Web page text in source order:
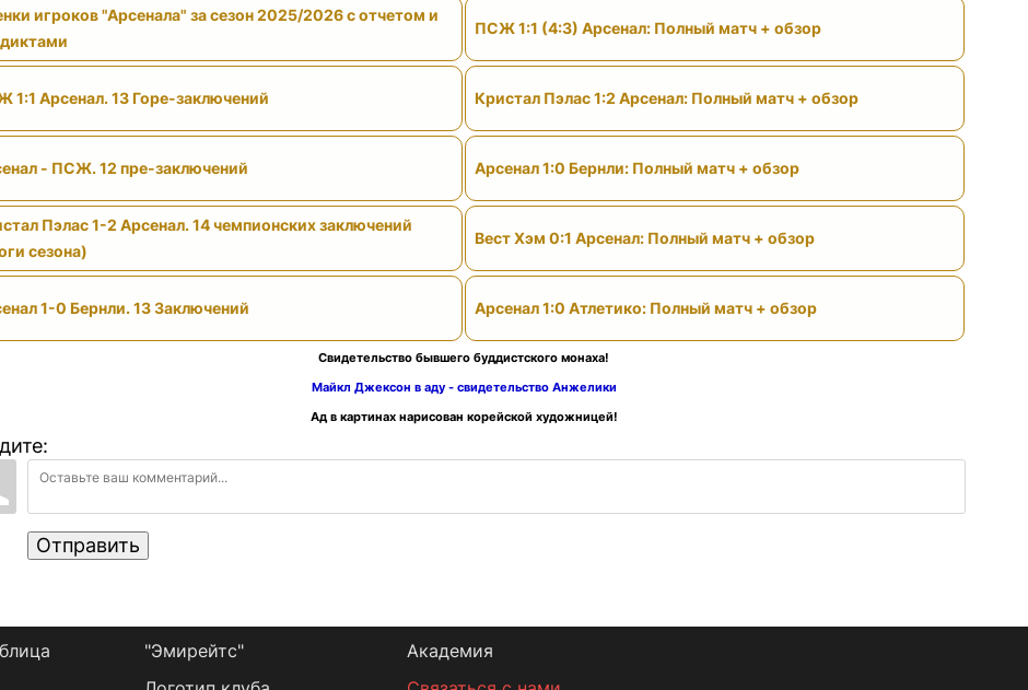
игроков "Арсенала" за сезон 2025/2026 с отчетом и
1:1 Арсенал. 13 Горе-заключений
- ПСЖ. 12 пре-заключений
Пэлас 1-2 Арсенал. 14 чемпионских заключений
сезона)
1-0 Бернли. 13 Заключений
ПСЖ 1:1 (4:3) Арсенал: Полный матч + обзор
Кристал Пэлас 1:2 Арсенал: Полный матч + обзор
Арсенал 1:0 Бернли: Полный матч + обзор
Вест Хэм 0:1 Арсенал: Полный матч + обзор
Арсенал 1:0 Атлетико: Полный матч + обзор
Свидетельство бывшего буддистского монаха!
Майкл Джексон в аду - свидетельство Анжелики
Ад в картинах нарисован корейской художницей!
Отправить
"Эмирейтс"
Академия